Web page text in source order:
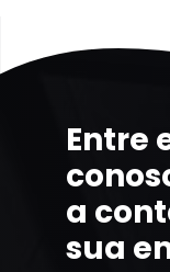
Entre
a
sua